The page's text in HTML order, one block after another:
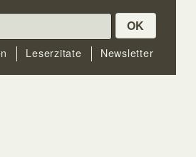
OK
Leserzitate Newsletter